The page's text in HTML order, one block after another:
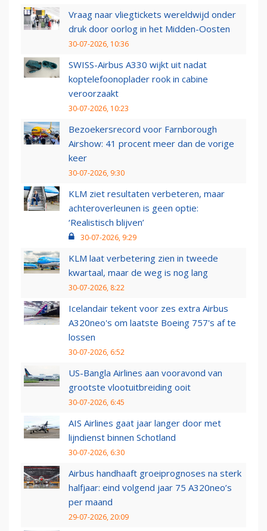
Vraag naar vliegtickets wereldwijd onder
druk door oorlog in het Midden-Oosten
30-07-2026, 10:36
SWISS-Airbus A330 wijkt uit nadat
koptelefoonoplader rook in cabine
veroorzaakt
30-07-2026, 10:23
Bezoekersrecord voor Farnborough
Airshow: 41 procent meer dan de vorige
keer
30-07-2026, 9:30
KLM ziet resultaten verbeteren, maar
achteroverleunen is geen optie:
‘Realistisch blijven’
30-07-2026, 9:29
KLM laat verbetering zien in tweede
kwartaal, maar de weg is nog lang
30-07-2026, 8:22
Icelandair tekent voor zes extra Airbus
A320neo's om laatste Boeing 757's af te
lossen
30-07-2026, 6:52
US-Bangla Airlines aan vooravond van
grootste vlootuitbreiding ooit
30-07-2026, 6:45
AIS Airlines gaat jaar langer door met
lijndienst binnen Schotland
30-07-2026, 6:30
Airbus handhaaft groeiprognoses na sterk
halfjaar: eind volgend jaar 75 A320neo’s
per maand
29-07-2026, 20:09